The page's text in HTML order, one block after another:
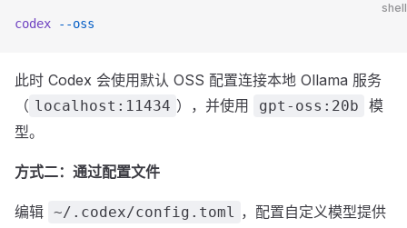
shell
codex --oss
此时 Codex 会使用默认 OSS 配置连接本地 Ollama 服务
（ localhost:11434 ），并使用 gpt-oss:20b
模
型。
方式二：通过配置文件
编辑 ~/.codex/config.toml ，配置自定义模型提供